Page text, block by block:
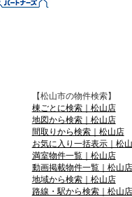
【松山市の物件検索】
棟ごとに検索｜松山店
地図から検索｜松山店
間取りから検索｜松山店
お気に入り一括表示｜松
満室物件一覧｜松山店
動画掲載物件一覧｜松山店
地域から検索｜松山店
路線・駅から検索｜松山店